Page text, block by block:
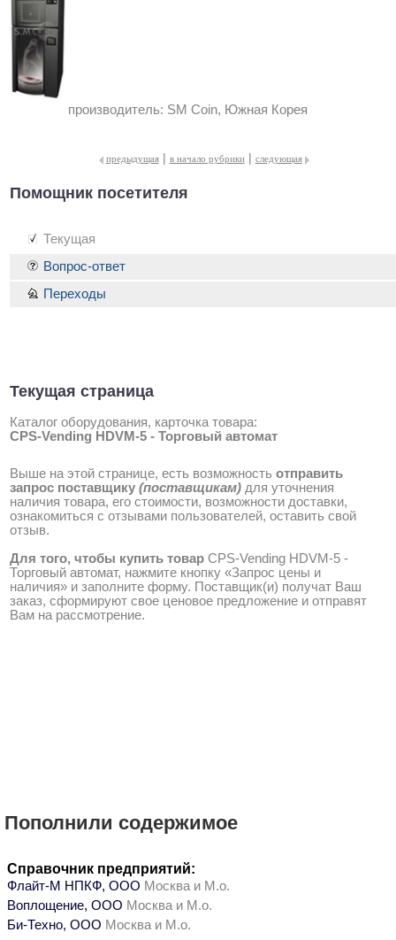
производитель: SM Coin, Южная Корея
предыдущая | в начало рубрики | следующая
Помощник посетителя
Текущая
Текущая страница
Каталог оборудования, карточка товара:
CPS-Vending HDVM-5 - Торговый автомат
Выше на этой странице, есть возможность отправить
запрос поставщику (поставщикам) для уточнения
наличия товара, его стоимости, возможности доставки,
ознакомиться с отзывами пользователей, оставить свой
отзыв.
Для того, чтобы купить товар CPS-Vending HDVM-5 -
Торговый автомат, нажмите кнопку «Запрос цены и
наличия» и заполните форму. Поставщик(и) получат Ваш
заказ, сформируют свое ценовое предложение и отправят
Вам на рассмотрение.
Вопрос-ответ
Переходы
Пополнили содержимое
Справочник предприятий:
Флайт-М НПКФ, ООО Москва и М.о.
Воплощение, ООО Москва и М.о.
Би-Техно, ООО Москва и М.о.